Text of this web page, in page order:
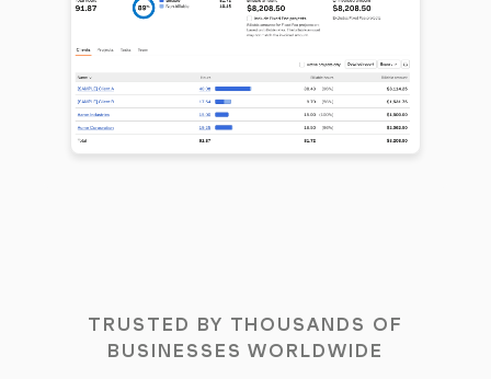
TRUSTED BY THOUSANDS OF
BUSINESSES WORLDWIDE